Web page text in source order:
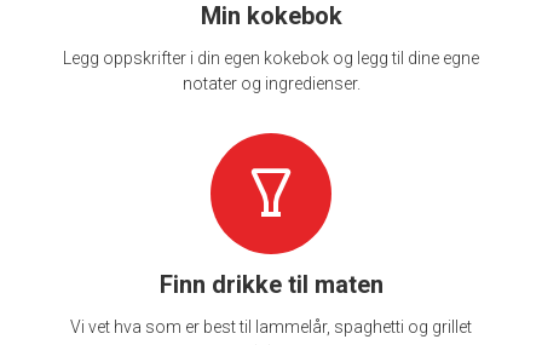
Min kokebok
Legg oppskrifter i din egen kokebok og legg til dine egne
notater og ingredienser.
Finn drikke til maten
Vi vet hva som er best til lammelår, spaghetti og grillet